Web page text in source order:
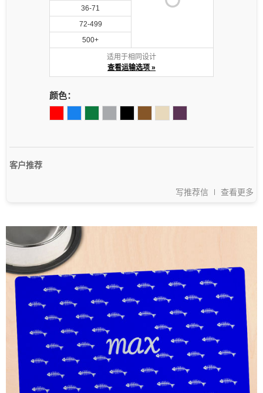
36-71
72-499
500+
适用于相同设计
查看运输选项 »
颜色：
客户推荐
写推荐信 查看更多